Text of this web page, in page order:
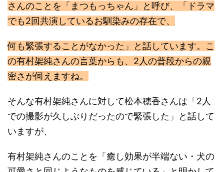
さんのことを「まつもっちゃん」と呼び、「ドラマ
でも2回共演しているお馴染みの存在で、
何も緊張することがなかった」と話しています。こ
の有村架純さんの言葉からも、2人の普段からの親
密さが伺えますね。
そんな有村架純さんに対して松本穂香さんは「2人
での撮影が久しぶりだったので緊張した」と話して
いますが、
有村架純さんのことを「癒し効果が半端ない・犬の